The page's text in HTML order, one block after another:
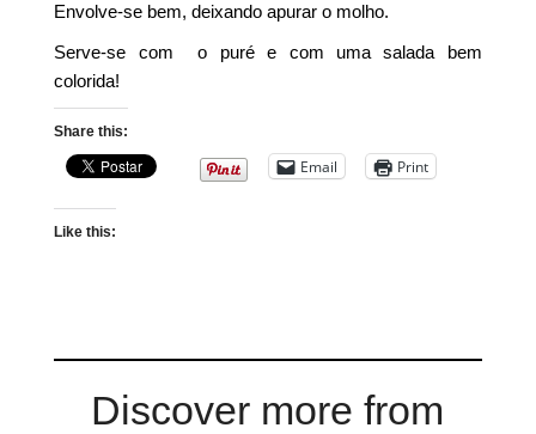
Envolve-se bem, deixando apurar o molho.
Serve-se com o puré e com uma salada bem
colorida!
Share this:
Email Print
Like this:
Discover more from